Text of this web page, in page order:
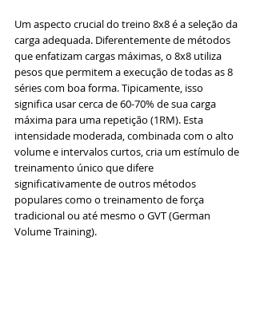
Um aspecto crucial do treino 8x8 é a seleção da
carga adequada. Diferentemente de métodos
que enfatizam cargas máximas, o 8x8 utiliza
pesos que permitem a execução de todas as 8
séries com boa forma. Tipicamente, isso
significa usar cerca de 60-70% de sua carga
máxima para uma repetição (1RM). Esta
intensidade moderada, combinada com o alto
volume e intervalos curtos, cria um estímulo de
treinamento único que difere
significativamente de outros métodos
populares como o treinamento de força
tradicional ou até mesmo o GVT (German
Volume Training).